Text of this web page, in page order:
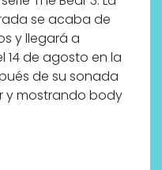
se acaba de
y llegará a
14 de agosto en la
de su sonada
y mostrando body